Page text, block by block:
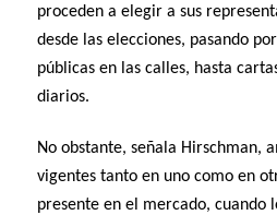
proceden a elegir a sus
desde las elecciones, pasando
públicas en las calles, hasta
diarios.
No obstante, señala Hirschman,
vigentes tanto en uno como en
presente en el mercado, cuando